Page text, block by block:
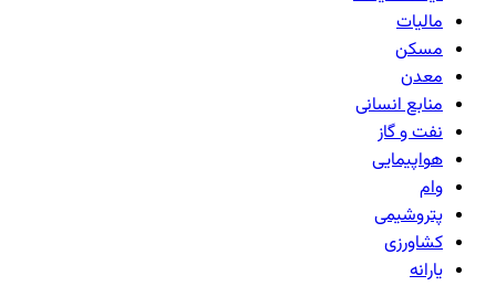
مالیات
مسکن
معدن
منابع انسانی
نفت و گاز
هواپیمایی
وام
پتروشیمی
کشاورزی
یارانه